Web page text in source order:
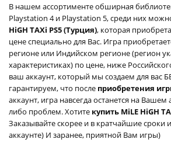
В нашем ассортименте обширная
Playstation 4 и Playstation 5, среди них
HiGH TAXi PS5 (Турция), которая
цене специально для Вас. Игра
регионе или Индийском регионе (регион
характеристиках) по цене, ниже
ваш аккаунт, который мы создаем для
гарантируем, что после приобретения
аккаунт, игра навсегда останется на Вашем
либо проблем. Хотите купить MiLE HiGH
Заказывайте скорее и в кратчайшие сроки
аккаунте) И заранее, приятной Вам игры)